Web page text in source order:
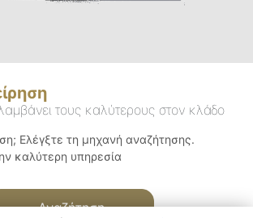
τους καλύτερους στον κλάδο
Ελέγξτε τη μηχανή αναζήτησης.
καλύτερη υπηρεσία
Αναζήτηση